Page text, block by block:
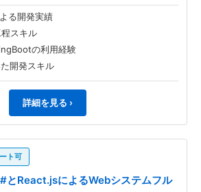
る開発実績
スキル
の利用経験
開発スキル
詳細を見る ›
ト可
とReact.jsによるWebシステムフル